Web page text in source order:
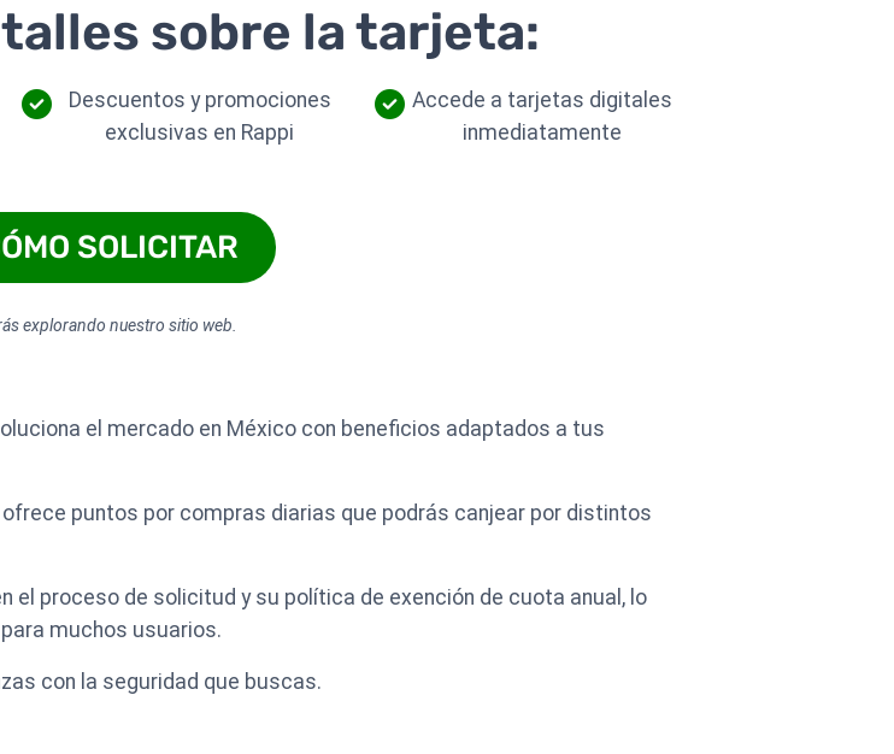
sobre la tarjeta:
Descuentos y promociones
exclusivas en Rappi
Accede a tarjetas digitales
inmediatamente
SOLICITAR
explorando nuestro sitio web.
el mercado en México con beneficios adaptados a tus
puntos por compras diarias que podrás canjear por distintos
el proceso de solicitud y su política de exención de cuota anual, lo
muchos usuarios.
con la seguridad que buscas.